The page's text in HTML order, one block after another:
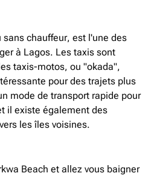
sans chauffeur, est l'une des
à Lagos. Les taxis sont
taxis-motos, ou "okada",
pour des trajets plus
mode de transport rapide pour
il existe également des
les îles voisines.
Beach et allez vous baigner